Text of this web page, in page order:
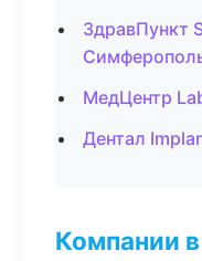
ЗдравПункт
МедЦентр
Дентал
Компании